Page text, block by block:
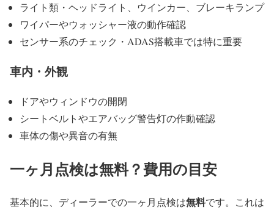
ライト類・ヘッドライト、ウインカー、ブレーキランプ
ワイパーやウォッシャー液の動作確認
センサー系のチェック・ADAS搭載車では特に重要
車内・外観
ドアやウィンドウの開閉
シートベルトやエアバッグ警告灯の作動確認
車体の傷や異音の有無
一ヶ月点検は無料？費用の目安
基本的に、ディーラーでの一ヶ月点検は無料です。これは